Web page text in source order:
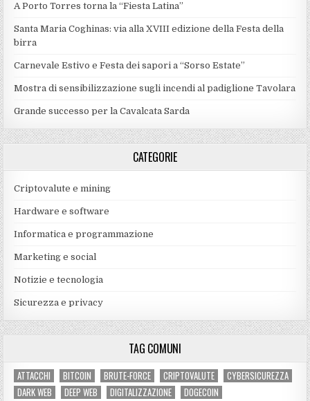
A Porto Torres torna la “Fiesta Latina”
Santa Maria Coghinas: via alla XVIII edizione della Festa della
birra
Carnevale Estivo e Festa dei sapori a “Sorso Estate”
Mostra di sensibilizzazione sugli incendi al padiglione Tavolara
Grande successo per la Cavalcata Sarda
CATEGORIE
Criptovalute e mining
Hardware e software
Informatica e programmazione
Marketing e social
Notizie e tecnologia
Sicurezza e privacy
TAG COMUNI
ATTACCHI BITCOIN BRUTE-FORCE CRIPTOVALUTE
CYBERSICUREZZA
DARK WEB
DEEP WEB DIGITALIZZAZIONE
DOGECOIN